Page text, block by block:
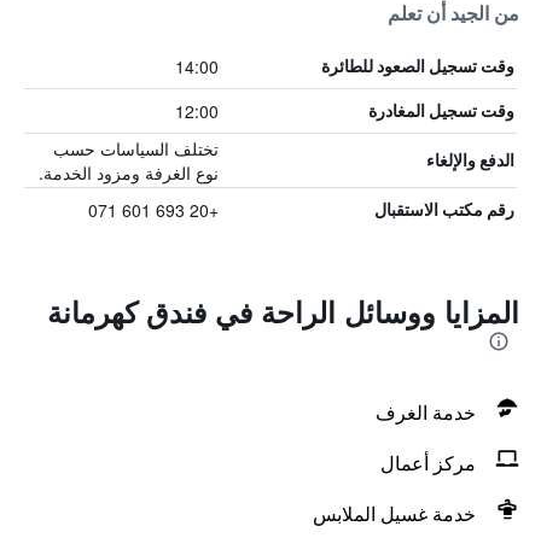
من الجيد أن تعلم
وقت تسجيل الصعود للطائرة 14:00
وقت تسجيل المغادرة 12:00
الدفع والإلغاء
تختلف السياسات حسب
نوع الغرفة ومزود الخدمة.
رقم مكتب الاستقبال +20 693 601 071
المزايا ووسائل الراحة في فندق كهرمانة
خدمة الغرف
مركز أعمال
خدمة غسيل الملابس